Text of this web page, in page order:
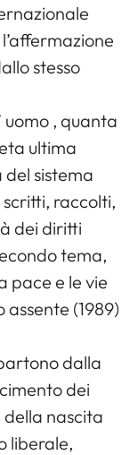
stesso
uomo , quanta
ultima
del sistema
raccolti,
dei diritti
tema,
pace e le vie
assente (1989)
dalla
dei
della nascita
liberale,